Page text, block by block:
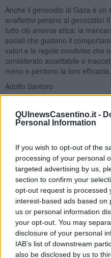
QUInewsCasentino.it -
Personal Information
If you wish to opt-out of the
processing of your personal
targeted advertising by us,
section to confirm your
opt-out request is processed
interest-based ads based on
us or personal information
your opt-out. You may
disclosure of your personal
IAB’s list of downstream
also be disclosed by us to
Anche il genocidio di Gaza è un
anaffettivi persino al genocidio!
tutto ciò anomia etica: la
sociali che guidano il
valori e le regole condivise che
considerato accettabile o
meno o perdono la loro efficacia.
Adolfo Santoro
Se vuoi leggere le notizie
Newsletter QUInews -
alle 20:00 direttamente nella
Basta cliccareQUI
Ti potrebbe interessare
Articoli dal Blog “Disincantato”
​Linee guida per organizzare
​Il ripristino della natura